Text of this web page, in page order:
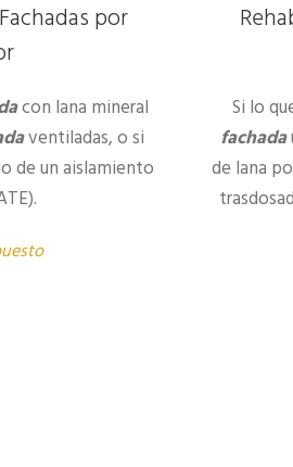
por
con lana mineral
ventiladas, o si
de un aislamiento
Si lo
fachada
de lana